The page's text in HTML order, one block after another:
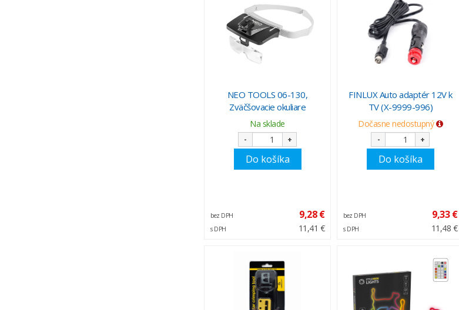
NEO TOOLS 06-130,
Zväčšovacie okuliare
Na sklade
- +
Do košíka
bez DPH 9,28 €
s DPH 11,41 €
FINLUX Auto adaptér 12V k
TV (X-9999-996)
Dočasne nedostupný
- +
Do košíka
bez DPH 9,33 €
s DPH 11,48 €